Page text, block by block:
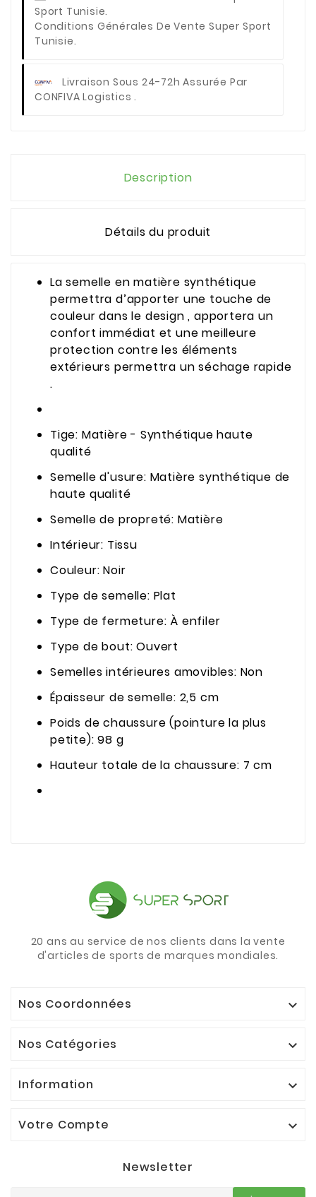
Conditions Générales De Vente Super Sport
Tunisie.
Livraison Sous 24-72h Assurée Par
CONFIVA Logistics .
Description
Détails du produit
La semelle en matière synthétique
permettra d’apporter une touche de
couleur dans le design , apportera un
confort immédiat et une meilleure
protection contre les éléments
extérieurs permettra un séchage rapide
.
Tige: Matière - Synthétique haute
qualité
Semelle d'usure: Matière synthétique de
haute qualité
Semelle de propreté: Matière
Intérieur: Tissu
Couleur: Noir
Type de semelle: Plat
Type de fermeture: À enfiler
Type de bout: Ouvert
Semelles intérieures amovibles: Non
Épaisseur de semelle: 2,5 cm
Poids de chaussure (pointure la plus
petite): 98 g
Hauteur totale de la chaussure: 7 cm
20 ans au service de nos clients dans la vente
d'articles de sports de marques mondiales.
Nos Coordonnées 
Nos Catégories 
Information 
Votre Compte 
Newsletter